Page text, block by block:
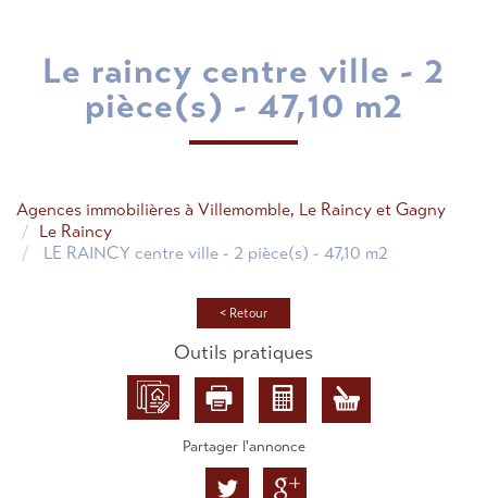
le raincy centre ville - 2
pièce(s) - 47,10 m2
Agences immobilières à Villemomble, Le Raincy et Gagny
Le Raincy
LE RAINCY centre ville - 2 pièce(s) - 47,10 m2
< Retour
Outils pratiques
Partager l'annonce